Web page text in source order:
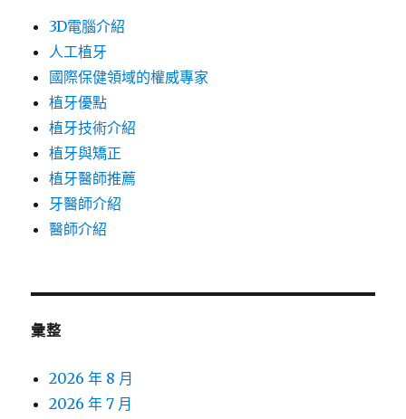
3D電腦介紹
人工植牙
國際保健領域的權威專家
植牙優點
植牙技術介紹
植牙與矯正
植牙醫師推薦
牙醫師介紹
醫師介紹
彙整
2026 年 8 月
2026 年 7 月